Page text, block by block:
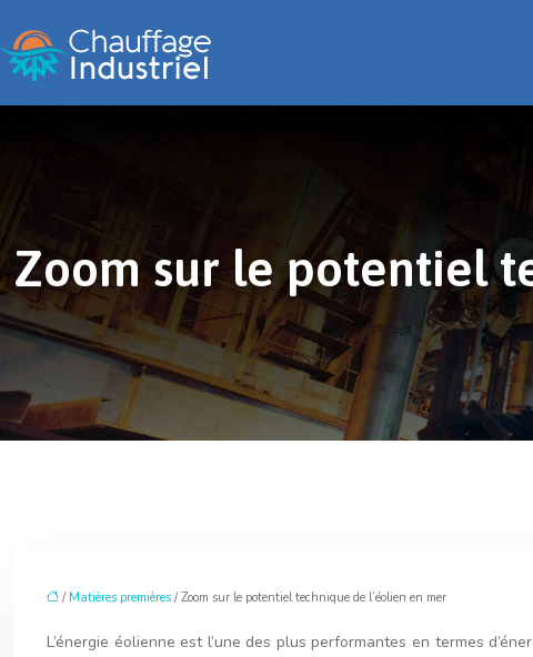
Zoom sur le potentiel
/ Matières premières / Zoom sur le potentiel technique de l’éolien en mer
L’énergie éolienne est l’une des plus performantes en termes